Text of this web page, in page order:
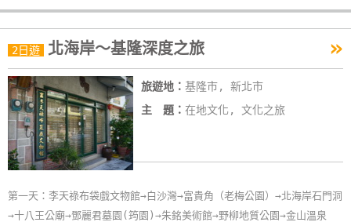
品
宣
傳
2日遊 北海岸～基隆深度之旅 »
旅遊地： 基隆市, 新北市
主 題： 在地文化, 文化之旅
第一天：李天祿布袋戲文物館→白沙灣→富貴角（老梅公園）→北海岸石門洞
→十八王公廟→鄧麗君墓園(筠園)→朱銘美術館→野柳地質公園→金山溫泉